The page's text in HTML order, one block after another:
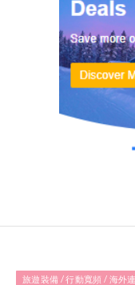
旅遊裝備 / 行動寬頻 / 海外